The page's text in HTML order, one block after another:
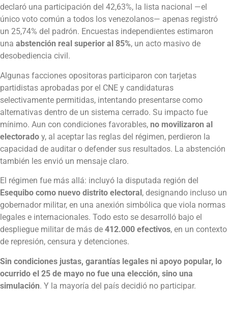
declaró una participación del 42,63%, la lista nacional —el
único voto común a todos los venezolanos— apenas registró
un 25,74% del padrón. Encuestas independientes estimaron
una abstención real superior al 85%, un acto masivo de
desobediencia civil.
Algunas facciones opositoras participaron con tarjetas
partidistas aprobadas por el CNE y candidaturas
selectivamente permitidas, intentando presentarse como
alternativas dentro de un sistema cerrado. Su impacto fue
mínimo. Aun con condiciones favorables, no movilizaron al
electorado y, al aceptar las reglas del régimen, perdieron la
capacidad de auditar o defender sus resultados. La abstención
también les envió un mensaje claro.
El régimen fue más allá: incluyó la disputada región del
Esequibo como nuevo distrito electoral , designando incluso un
gobernador militar, en una anexión simbólica que viola normas
legales e internacionales. Todo esto se desarrolló bajo el
despliegue militar de más de 412.000 efectivos, en un contexto
de represión, censura y detenciones.
Sin condiciones justas, garantías legales ni apoyo popular, lo
ocurrido el 25 de mayo no fue una elección, sino una
simulación. Y la mayoría del país decidió no participar.